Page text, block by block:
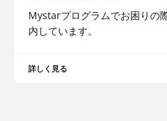
Mystarプログラムでお困りの
内しています。
詳しく見る